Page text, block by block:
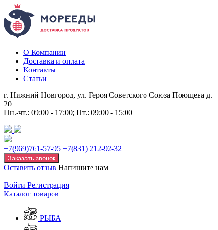
О Компании
Доставка и оплата
Контакты
Статьи
г. Нижний Новгород, ул. Героя Советского Союза Поющева д.
20
Пн.-чт.: 09:00 - 17:00; Пт.: 09:00 - 15:00
+7(969)761-57-95 +7(831) 212-92-32
Заказать звонок
Оставить отзыв Напишите нам
Войти Регистрация
Каталог товаров
РЫБА